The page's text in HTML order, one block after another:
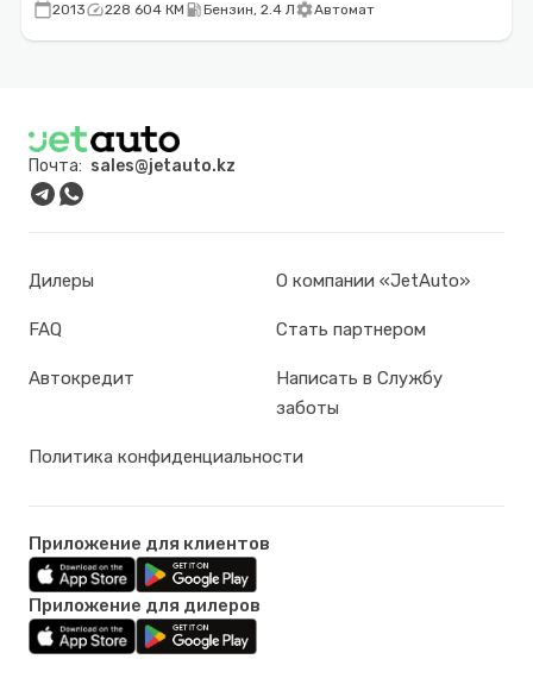
calendar_today2013speed228 604 КМ local_gas_stationБензин, 2.4 ЛsettingsАвтомат
Почта: sales@jetauto.kz
Дилеры О компании «JetAuto»
FAQ Стать партнером
Автокредит
Написать в Службу
заботы
Политика конфиденциальности
Приложение для клиентов
Приложение для дилеров